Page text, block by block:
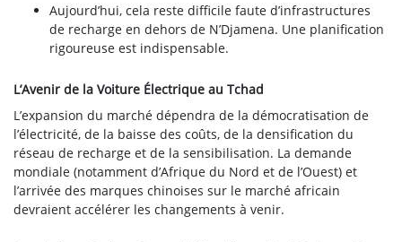
Aujourd’hui, cela reste difficile faute d’infrastructures
de recharge en dehors de N’Djamena. Une planification
rigoureuse est indispensable.
L’Avenir de la Voiture Électrique au Tchad
L’expansion du marché dépendra de la démocratisation de
l’électricité, de la baisse des coûts, de la densification du
réseau de recharge et de la sensibilisation. La demande
mondiale (notamment d’Afrique du Nord et de l’Ouest) et
l’arrivée des marques chinoises sur le marché africain
devraient accélérer les changements à venir.